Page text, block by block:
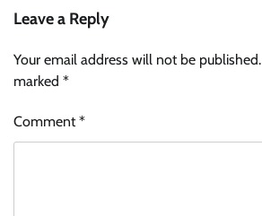
Leave a Reply
Your email address will not be published.
marked *
Comment*